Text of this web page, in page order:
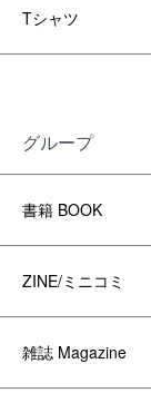
Tシャツ
グループ
書籍 BOOK
ZINE/ミニコミ
雑誌 Magazine